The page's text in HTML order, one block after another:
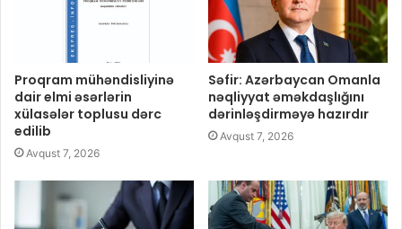
Proqram mühəndisliyinə
dair elmi əsərlərin
xülasələr toplusu dərc
edilib
Avqust 7, 2026
Səfir: Azərbaycan Omanla
nəqliyyat əməkdaşlığını
dərinləşdirməyə hazırdır
Avqust 7, 2026